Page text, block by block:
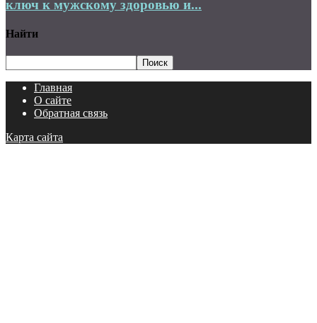
ключ к мужскому здоровью и...
Найти
Главная
О сайте
Обратная связь
Карта сайта